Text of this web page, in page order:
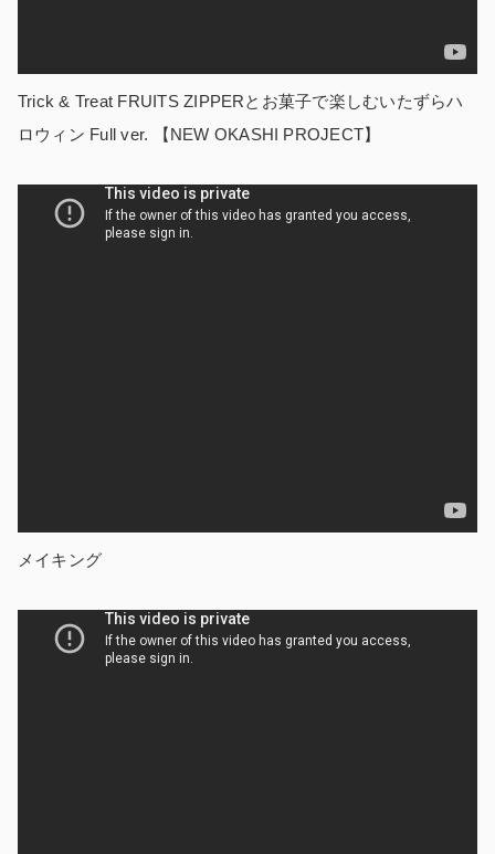
Trick & Treat FRUITS ZIPPERとお菓子で楽しむいたずらハ
ロウィン Full ver. 【NEW OKASHI PROJECT】
メイキング